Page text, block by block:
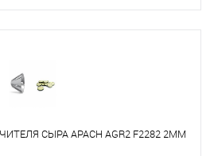
СЫРА APACH AGR2 F2282 2MM